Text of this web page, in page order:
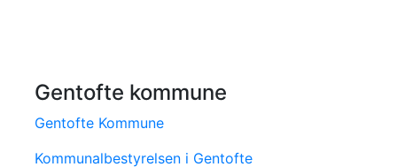
Gentofte kommune
Gentofte Kommune
Kommunalbestyrelsen i Gentofte